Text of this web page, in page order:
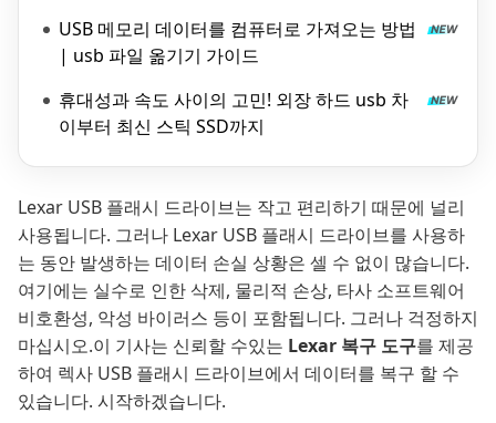
USB 메모리 데이터를 컴퓨터로 가져오는 방법
| usb 파일 옮기기 가이드
휴대성과 속도 사이의 고민! 외장 하드 usb 차
이부터 최신 스틱 SSD까지
Lexar USB 플래시 드라이브는 작고 편리하기 때문에 널리
사용됩니다. 그러나 Lexar USB 플래시 드라이브를 사용하
는 동안 발생하는 데이터 손실 상황은 셀 수 없이 많습니다.
여기에는 실수로 인한 삭제, 물리적 손상, 타사 소프트웨어
비호환성, 악성 바이러스 등이 포함됩니다. 그러나 걱정하지
마십시오.이 기사는 신뢰할 수있는 Lexar 복구 도구를 제공
하여 렉사 USB 플래시 드라이브에서 데이터를 복구 할 수
있습니다. 시작하겠습니다.